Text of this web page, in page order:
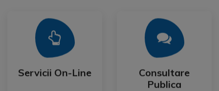
Servicii On-Line
Servicii On-Line
Mai Mult
Consultare
Publica
Consultare
Publica
Mai Mult